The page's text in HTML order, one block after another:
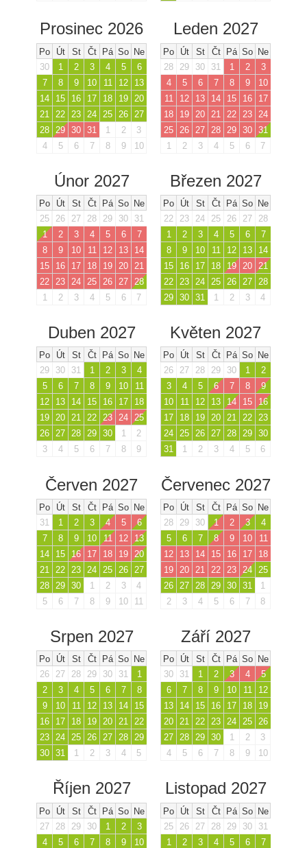
Prosinec 2026
Po Út St Čt Pá So Ne
30
1 2 3 4 5
6
7
8 9 10 11 12
13
14
15 16 17 18 19
20
21
22 23 24 25 26
27
28
29 30 31 1 2
3
4
5 6 7 8 9 10
Leden 2027
Po Út St Čt Pá So Ne
28
29 30 31 1 2
3
4
5 6 7 8 9
10
11
12 13 14 15 16
17
18
19 20 21 22 23
24
25
26 27 28 29 30 31
1
2 3 4 5 6 7
Únor 2027
Po Út St Čt Pá So Ne
25
26 27 28 29 30
31
1
2 3 4 5 6
7
8
9 10 11 12 13
14
15
16 17 18 19 20 21
22 23 24 25 26 27 28
1
2 3 4 5 6 7
Březen 2027
Po Út St Čt Pá So Ne
22
23 24 25 26 27
28
1
2 3 4 5 6
7
8
9 10 11 12 13
14
15
16 17 18 19 20 21
22 23 24 25 26 27 28
29 30 31 1 2 3 4
Duben 2027
Po Út St Čt Pá So Ne
29
30 31 1 2 3
4
5
6 7 8 9 10
11
12
13 14 15 16 17
18
19 20 21 22 23 24 25
26 27 28 29 30 1
2
3
4 5 6 7 8 9
Květen 2027
Po Út St Čt Pá So Ne
26
27 28 29 30 1
2
3
4 5 6 7 8
9
10
11 12 13 14 15
16
17
18 19 20 21 22 23
24 25 26 27 28 29 30
31
1 2 3 4 5 6
Červen 2027
Po Út St Čt Pá So Ne
31
1 2 3 4 5
6
7
8 9 10 11 12
13
14
15 16 17 18 19
20
21
22 23 24 25 26
27
28
29 30 1 2 3
4
5
6 7 8 9 10 11
Červenec 2027
Po Út St Čt Pá So Ne
28
29 30 1 2 3
4
5
6 7 8 9 10
11
12
13 14 15 16 17
18
19
20 21 22 23 24
25
26
27 28 29 30 31
1
2
3 4 5 6 7 8
Srpen 2027
Po Út St Čt Pá So Ne
26
27 28 29 30 31
1
2
3 4 5 6 7
8
9
10 11 12 13 14
15
16
17 18 19 20 21 22
23 24 25 26 27 28 29
30 31 1 2 3 4 5
Září 2027
Po Út St Čt Pá So Ne
30
31 1 2 3 4
5
6
7 8 9 10 11
12
13
14 15 16 17 18
19
20 21 22 23 24 25 26
27 28 29 30 1 2
3
4
5 6 7 8 9 10
Říjen 2027
Po Út St Čt Pá So Ne
27
28 29 30 1 2
3
4
5 6 7 8 9
10
Listopad 2027
Po Út St Čt Pá So Ne
25
26 27 28 29 30
31
1
2 3 4 5 6
7